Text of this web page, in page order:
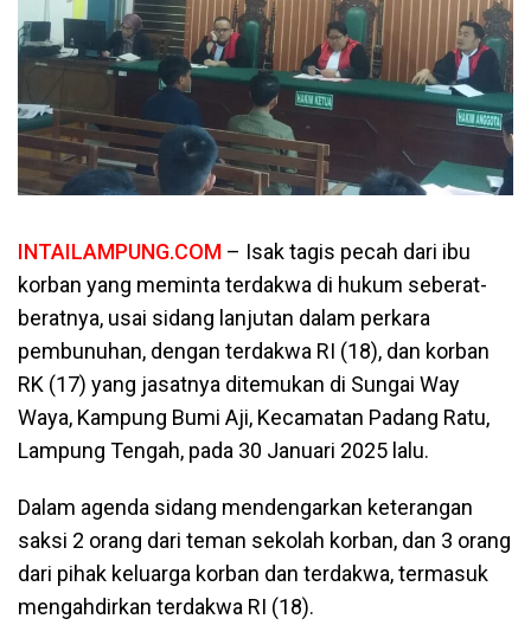
INTAILAMPUNG.COM – Isak tagis pecah dari ibu
korban yang meminta terdakwa di hukum seberat-
beratnya, usai sidang lanjutan dalam perkara
pembunuhan, dengan terdakwa RI (18), dan korban
RK (17) yang jasatnya ditemukan di Sungai Way
Waya, Kampung Bumi Aji, Kecamatan Padang Ratu,
Lampung Tengah, pada 30 Januari 2025 lalu.
Dalam agenda sidang mendengarkan keterangan
saksi 2 orang dari teman sekolah korban, dan 3 orang
dari pihak keluarga korban dan terdakwa, termasuk
mengahdirkan terdakwa RI (18).